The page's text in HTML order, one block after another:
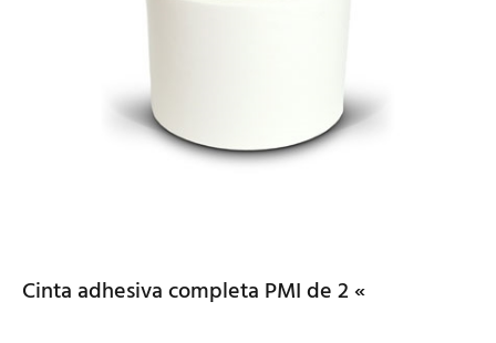
Cinta adhesiva completa PMI de 2 «